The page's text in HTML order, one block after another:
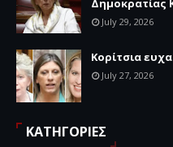
July 29, 2026
Κορίτσια
July 27, 2026
ΚΑΤΗΓΟΡΙΕΣ